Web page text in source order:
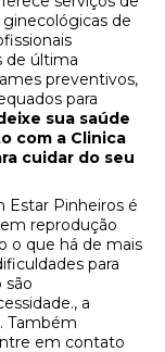
de
de última
preventivos,
para
sua saúde
com a Clinica
cuidar do seu
Estar Pinheiros é
reprodução
o que há de mais
para
são
a
Também
em contato